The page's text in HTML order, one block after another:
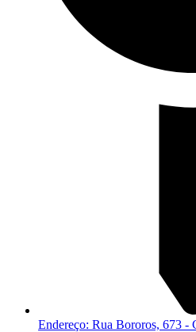
Endereço: Rua Bororos, 673 -